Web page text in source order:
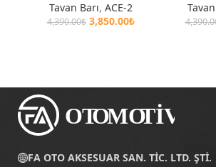
Tavan Barı, ACE-2
4,390.00₺ 3,850.00₺
FA OTO AKSESUAR SAN. TİC. LTD. ŞTİ.